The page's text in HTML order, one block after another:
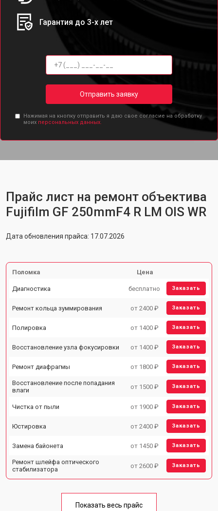
Гарантия до 3-х лет
Отправить заявку
Нажимая на кнопку отправить я даю свое согласие на обработку
моих персональных данных.
Прайс лист на ремонт объектива
Fujifilm GF 250mmF4 R LM OIS WR
Дата обновления прайса: 17.07.2026
Поломка Цена
Диагностика бесплатно Заказать
Ремонт кольца зуммирования от 2400 ₽ Заказать
Полировка от 1400 ₽ Заказать
Восстановление узла фокусировки от 1400 ₽ Заказать
Ремонт диафрагмы от 1800 ₽ Заказать
Восстановление после попадания
влаги
от 1500 ₽ Заказать
Чистка от пыли от 1900 ₽ Заказать
Юстировка от 2400 ₽ Заказать
Замена байонета от 1450 ₽ Заказать
Ремонт шлейфа оптического
стабилизатора
от 2600 ₽ Заказать
Показать весь прайс